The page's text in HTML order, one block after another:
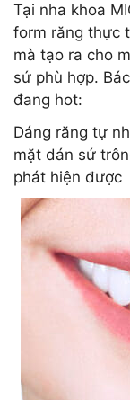
Tại nha khoa
form răng thực
mà tạo ra cho
sứ phù hợp.
đang hot:
Dáng răng tự
mặt dán sứ
phát hiện được